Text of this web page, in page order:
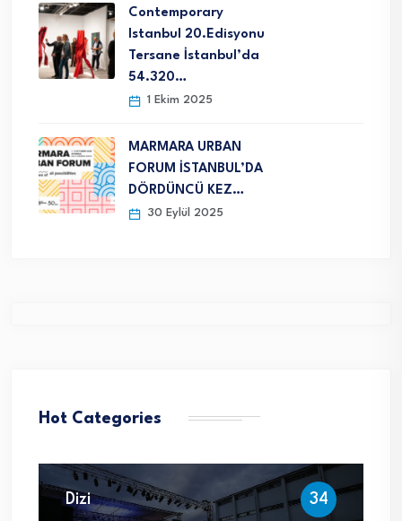
Contemporary
Istanbul 20.Edisyonu
Tersane İstanbul’da
54.320…
1 Ekim 2025
MARMARA URBAN
FORUM İSTANBUL’DA
DÖRDÜNCÜ KEZ…
30 Eylül 2025
Hot Categories
Dizi 34